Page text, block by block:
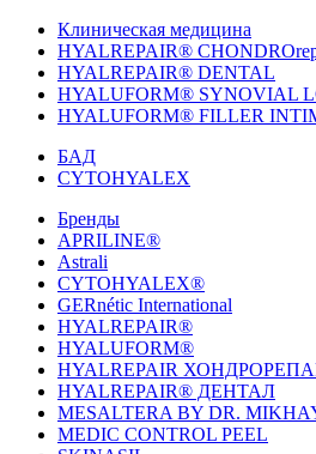
Клиническая медицина
HYALREPAIR®
HYALREPAIR® DENTAL
HYALUFORM® SYNOVIAL
HYALUFORM® FILLER
БАД
CYTOHYALEX
Бренды
APRILINE®
Astrali
CYTOHYALEX®
GERnétic International
HYALREPAIR®
HYALUFORM®
HYALREPAIR
HYALREPAIR® ДЕНТАЛ
MESALTERA BY DR.
MEDIC CONTROL PEEL